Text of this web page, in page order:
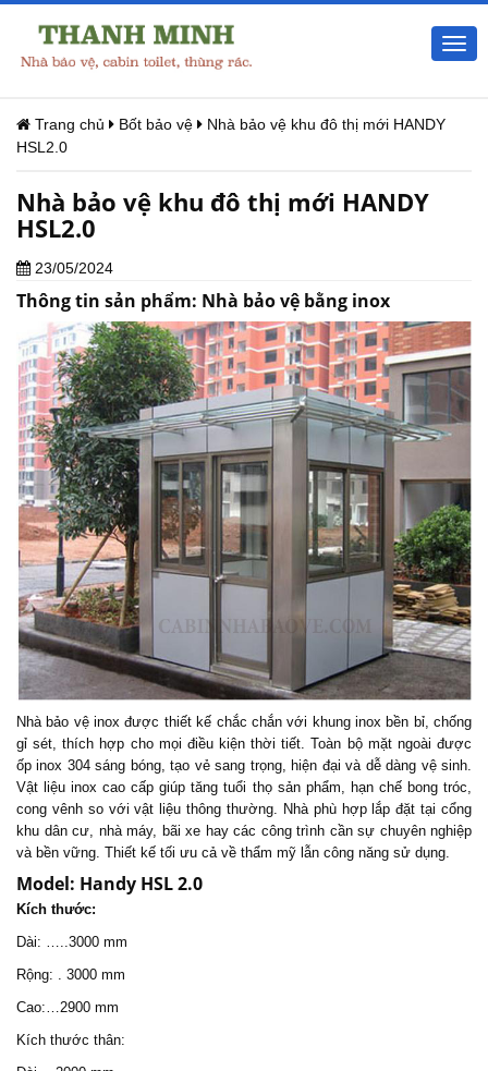
Trang chủ Bốt bảo vệ
Nhà bảo vệ khu đô thị mới HANDY
HSL2.0
Nhà bảo vệ khu đô thị mới HANDY
HSL2.0
23/05/2024
Thông tin sản phẩm: Nhà bảo vệ bằng inox
Nhà bảo vệ inox được thiết kế chắc chắn với khung inox bền bỉ, chống
gỉ sét, thích hợp cho mọi điều kiện thời tiết. Toàn bộ mặt ngoài được
ốp inox 304 sáng bóng, tạo vẻ sang trọng, hiện đại và dễ dàng vệ sinh.
Vật liệu inox cao cấp giúp tăng tuổi thọ sản phẩm, hạn chế bong tróc,
cong vênh so với vật liệu thông thường. Nhà phù hợp lắp đặt tại cổng
khu dân cư, nhà máy, bãi xe hay các công trình cần sự chuyên nghiệp
và bền vững. Thiết kế tối ưu cả về thẩm mỹ lẫn công năng sử dụng.
Model: Handy HSL 2.0
Kích thước:
Dài: …..3000 mm
Rộng: . 3000 mm
Cao:…2900 mm
Kích thước thân: